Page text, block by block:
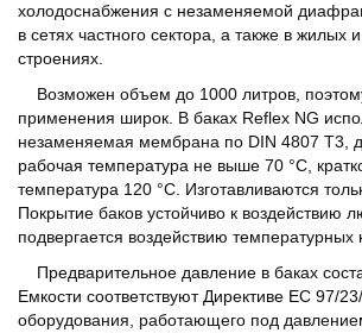
холодоснабжения с незаменяемой
в сетях частного сектора, а также в
строениях.
Возможен объем до 1000 литров,
применения широк. В баках Reflex NG
незаменяемая мембрана по DIN 4807 T3,
рабочая температура не выше 70 °C,
температура 120 °C. Изготавливаются
Покрытие баков устойчиво к воздействию
подвергается воздействию температурных
Предварительное давление в баках
Емкости соответствуют Директиве ЕС 97/
оборудования, работающего под